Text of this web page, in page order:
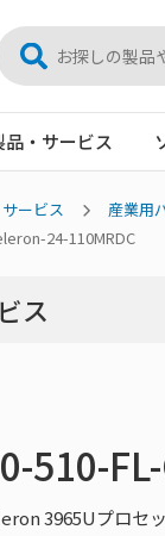
品・サービス
ービス 産業用
24-110MRDC
ス
510-
3965Uプロセ